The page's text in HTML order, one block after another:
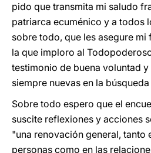
pido que transmita mi saludo
patriarca ecuménico y a todos
sobre todo, que les asegure
la que imploro al
testimonio de buena voluntad
siempre nuevas en la
Sobre todo espero que el
suscite reflexiones y acciones
"una renovación general, tanto
personas como en las